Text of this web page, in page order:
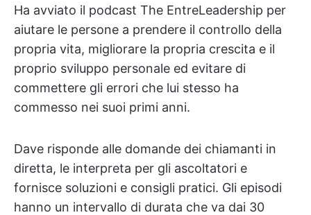
Ha avviato il podcast The EntreLeadership per
aiutare le persone a prendere il controllo della
propria vita, migliorare la propria crescita e il
proprio sviluppo personale ed evitare di
commettere gli errori che lui stesso ha
commesso nei suoi primi anni.
Dave risponde alle domande dei chiamanti in
diretta, le interpreta per gli ascoltatori e
fornisce soluzioni e consigli pratici. Gli episodi
hanno un intervallo di durata che va dai 30